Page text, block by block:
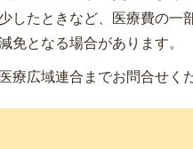
したときなど、医療費の一
免となる場合があります。
広域連合までお問合せくだ